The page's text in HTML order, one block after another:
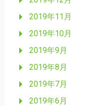
2019年11月
2019年10月
2019年9月
2019年8月
2019年7月
2019年6月